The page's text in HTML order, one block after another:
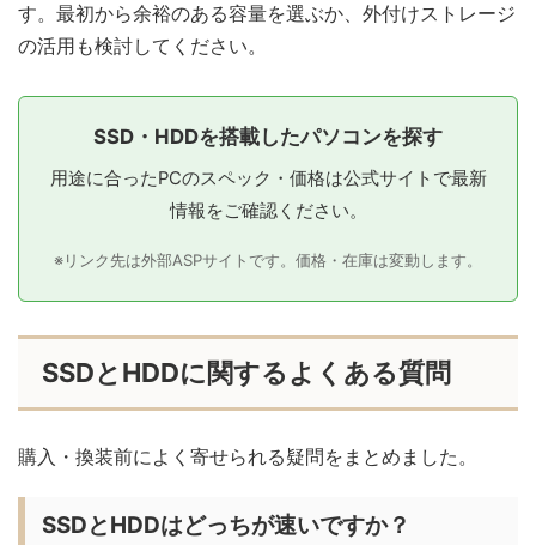
す。最初から余裕のある容量を選ぶか、外付けストレージ
の活用も検討してください。
SSD・HDDを搭載したパソコンを探す
用途に合ったPCのスペック・価格は公式サイトで最新
情報をご確認ください。
※リンク先は外部ASPサイトです。価格・在庫は変動します。
SSDとHDDに関するよくある質問
購入・換装前によく寄せられる疑問をまとめました。
SSDとHDDはどっちが速いですか？